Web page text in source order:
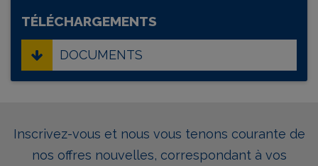
TÉLÉCHARGEMENTS
DOCUMENTS
Inscrivez-vous et nous vous tenons courante de
nos offres nouvelles, correspondant à vos